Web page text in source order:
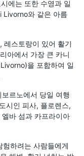
에는 또한 수영과 일
Livorno와 같은 아름
레스토랑이 있어 활기
아에서 가장 큰 카니
을 포함하여 일
르노에서 당일 여행
시인 피사, 플로렌스,
바 섬과 카프라이아
하려는 사람들에게